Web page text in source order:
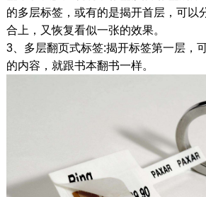
的多层标签，或有的是揭开首层，可以
合上，又恢复看似一张的效果。
3、多层翻页式标签:揭开标签第一层，
的内容，就跟书本翻书一样。